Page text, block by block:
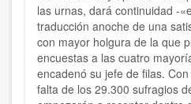
las urnas, dará continuidad -
traducción anoche de una
con mayor holgura de la que
encuestas a las cuatro
encadenó su jefe de filas.
falta de los 29.300 sufragios